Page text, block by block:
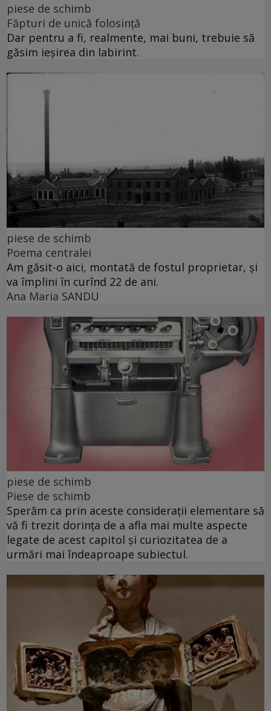
piese de schimb
Făpturi de unică folosință
Dar pentru a fi, realmente, mai buni, trebuie să
găsim ieșirea din labirint.
piese de schimb
Poema centralei
Am găsit-o aici, montată de fostul proprietar, și
va împlini în curînd 22 de ani.
Ana Maria SANDU
piese de schimb
Piese de schimb
Sperăm ca prin aceste considerații elementare să
vă fi trezit dorința de a afla mai multe aspecte
legate de acest capitol și curiozitatea de a
urmări mai îndeaproape subiectul.